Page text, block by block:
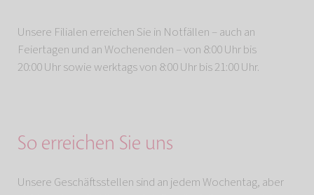
Unsere Filialen erreichen Sie in Notfällen – auch an
Feiertagen und an Wochenenden – von 8:00 Uhr bis
20:00 Uhr sowie werktags von 8:00 Uhr bis 21:00 Uhr.
So erreichen Sie uns
Unsere Geschäftsstellen sind an jedem Wochentag, aber